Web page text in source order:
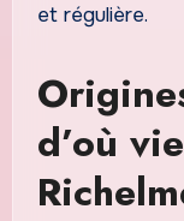
et régulière.
d’où